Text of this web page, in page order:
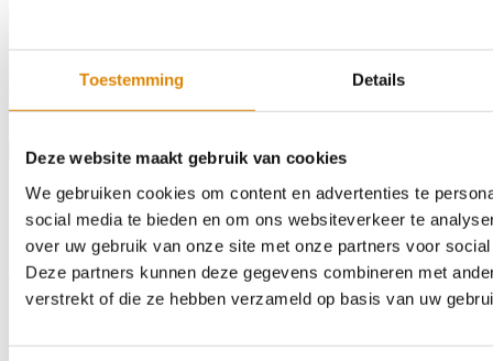
Toestemming Details
Deze website maakt gebruik van cookies
We gebruiken cookies om content en advertenties te
social media te bieden en om ons websiteverkeer te
over uw gebruik van onze site met onze partners voor
Deze partners kunnen deze gegevens combineren met
verstrekt of die ze hebben verzameld op basis van uw
4164EM WPN
Afmeting:2540 x 598mm
Afwerking:32mm Waterkering
Product bestellen
Home Assortiment Kleurstalen Over ons Outlet Contact Zoeken